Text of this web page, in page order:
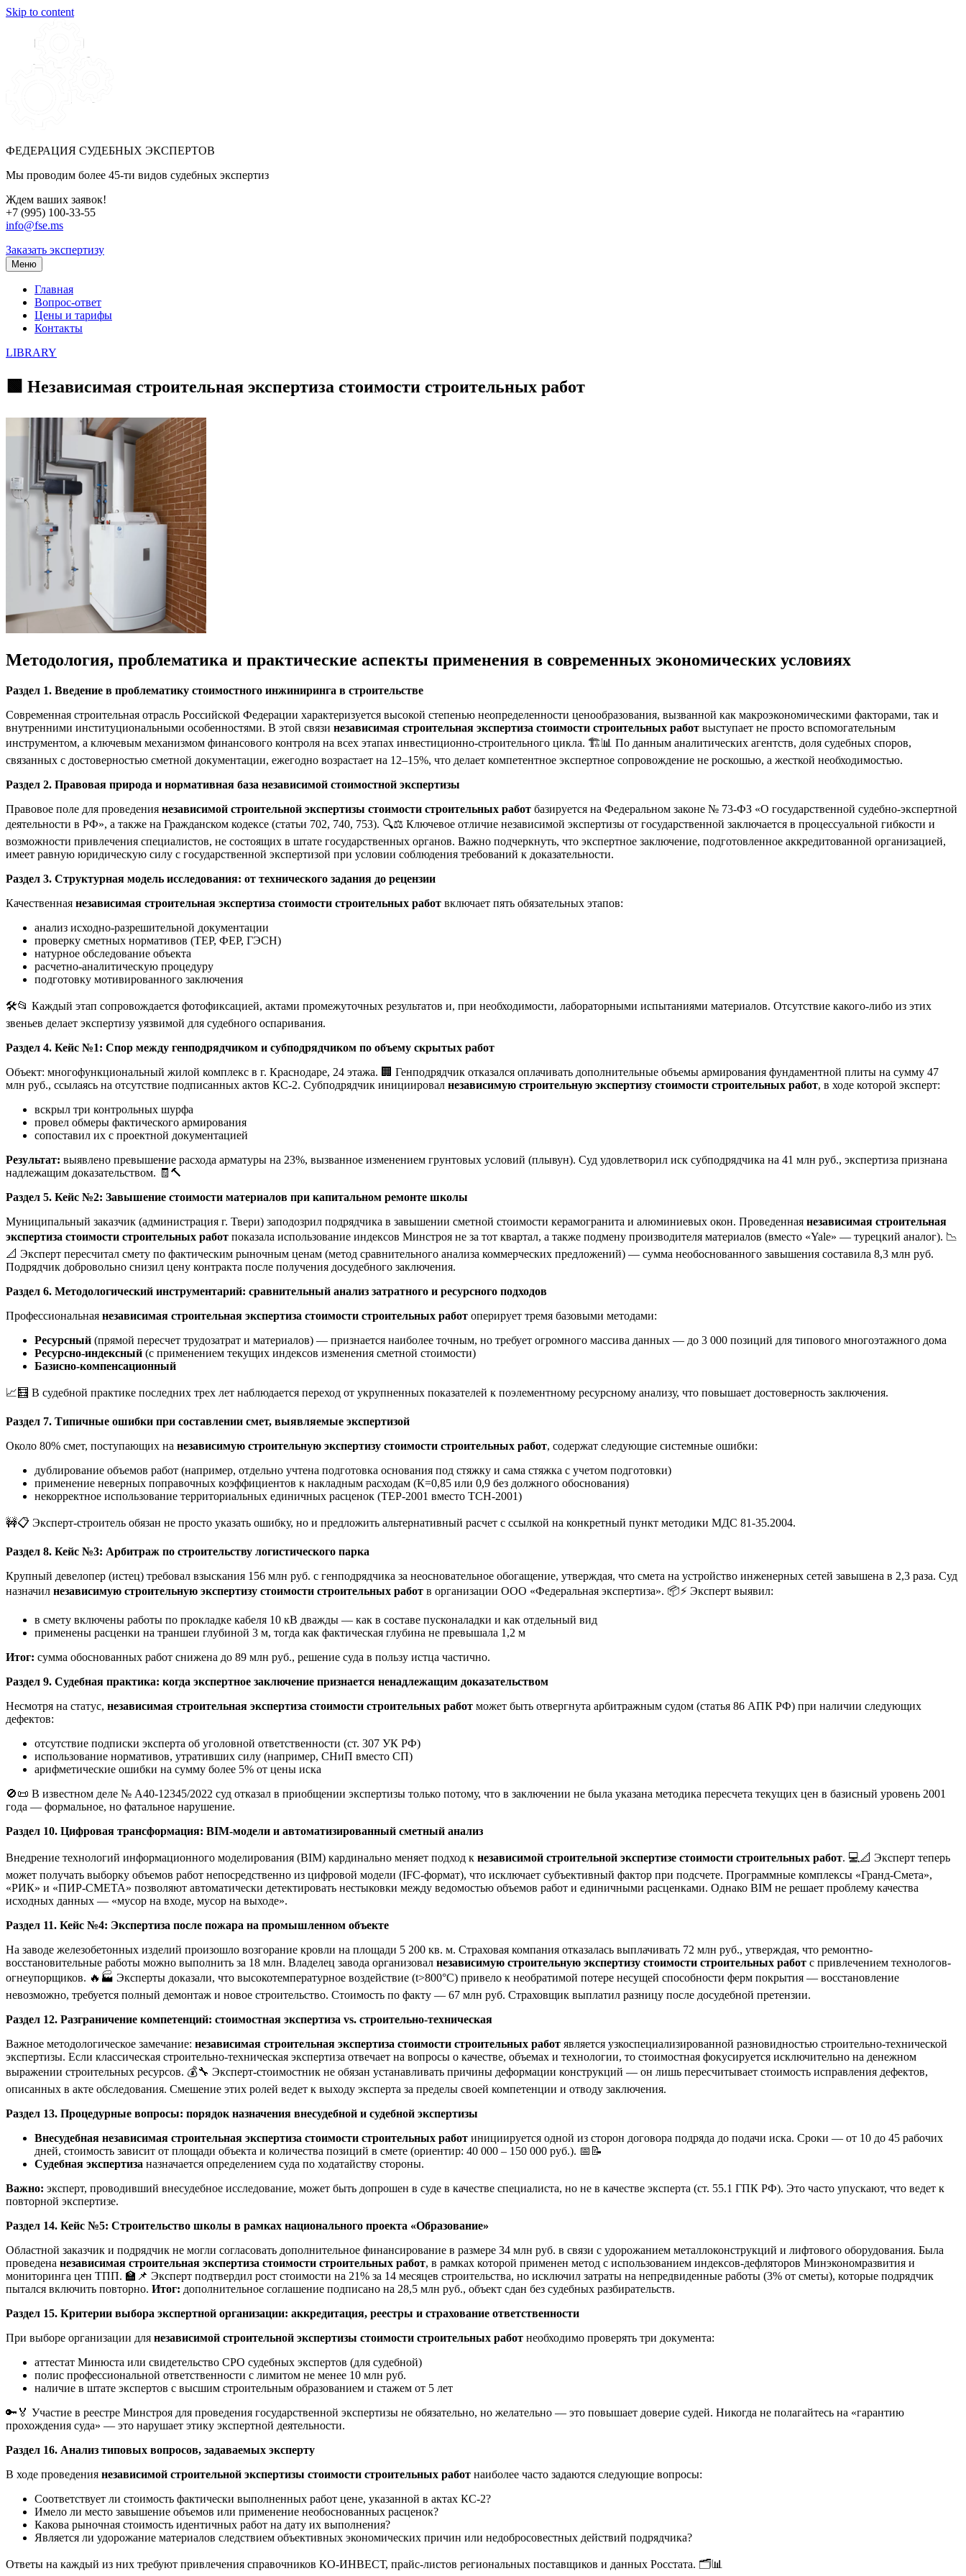
Skip to content
ФЕДЕРАЦИЯ СУДЕБНЫХ ЭКСПЕРТОВ
Мы проводим более 45-ти видов судебных экспертиз
Ждем ваших заявок!
+7 (995) 100-33-55
info@fse.ms
Заказать экспертизу
Меню
Главная
Вопрос-ответ
Цены и тарифы
Контакты
LIBRARY
🟩 Независимая строительная экспертиза стоимости строительных работ
Методология, проблематика и практические аспекты применения в современных экономических условиях
Раздел 1. Введение в проблематику стоимостного инжиниринга в строительстве
Современная строительная отрасль Российской Федерации характеризуется высокой степенью неопределенности ценообразования, вызванной как макроэкономическими факторами, так и
внутренними институциональными особенностями. В этой связи независимая строительная экспертиза стоимости строительных работ выступает не просто вспомогательным
инструментом, а ключевым механизмом финансового контроля на всех этапах инвестиционно-строительного цикла. 🏗️📊 По данным аналитических агентств, доля судебных споров,
связанных с достоверностью сметной документации, ежегодно возрастает на 12–15%, что делает компетентное экспертное сопровождение не роскошью, а жесткой необходимостью.
Раздел 2. Правовая природа и нормативная база независимой стоимостной экспертизы
Правовое поле для проведения независимой строительной экспертизы стоимости строительных работ базируется на Федеральном законе № 73-ФЗ «О государственной судебно-экспертной
деятельности в РФ», а также на Гражданском кодексе (статьи 702, 740, 753). 🔍⚖️ Ключевое отличие независимой экспертизы от государственной заключается в процессуальной гибкости и
возможности привлечения специалистов, не состоящих в штате государственных органов. Важно подчеркнуть, что экспертное заключение, подготовленное аккредитованной организацией,
имеет равную юридическую силу с государственной экспертизой при условии соблюдения требований к доказательности.
Раздел 3. Структурная модель исследования: от технического задания до рецензии
Качественная независимая строительная экспертиза стоимости строительных работ включает пять обязательных этапов:
анализ исходно-разрешительной документации
проверку сметных нормативов (ТЕР, ФЕР, ГЭСН)
натурное обследование объекта
расчетно-аналитическую процедуру
подготовку мотивированного заключения
🛠️📂 Каждый этап сопровождается фотофиксацией, актами промежуточных результатов и, при необходимости, лабораторными испытаниями материалов. Отсутствие какого-либо из этих
звеньев делает экспертизу уязвимой для судебного оспаривания.
Раздел 4. Кейс №1: Спор между генподрядчиком и субподрядчиком по объему скрытых работ
Объект: многофункциональный жилой комплекс в г. Краснодаре, 24 этажа. 🏢 Генподрядчик отказался оплачивать дополнительные объемы армирования фундаментной плиты на сумму 47
млн руб., ссылаясь на отсутствие подписанных актов КС-2. Субподрядчик инициировал независимую строительную экспертизу стоимости строительных работ, в ходе которой эксперт:
вскрыл три контрольных шурфа
провел обмеры фактического армирования
сопоставил их с проектной документацией
Результат: выявлено превышение расхода арматуры на 23%, вызванное изменением грунтовых условий (плывун). Суд удовлетворил иск субподрядчика на 41 млн руб., экспертиза признана
надлежащим доказательством. 🧾🔨
Раздел 5. Кейс №2: Завышение стоимости материалов при капитальном ремонте школы
Муниципальный заказчик (администрация г. Твери) заподозрил подрядчика в завышении сметной стоимости керамогранита и алюминиевых окон. Проведенная независимая строительная
экспертиза стоимости строительных работ показала использование индексов Минстроя не за тот квартал, а также подмену производителя материалов (вместо «Yale» — турецкий аналог). 📉
📐 Эксперт пересчитал смету по фактическим рыночным ценам (метод сравнительного анализа коммерческих предложений) — сумма необоснованного завышения составила 8,3 млн руб.
Подрядчик добровольно снизил цену контракта после получения досудебного заключения.
Раздел 6. Методологический инструментарий: сравнительный анализ затратного и ресурсного подходов
Профессиональная независимая строительная экспертиза стоимости строительных работ оперирует тремя базовыми методами:
Ресурсный (прямой пересчет трудозатрат и материалов) — признается наиболее точным, но требует огромного массива данных — до 3 000 позиций для типового многоэтажного дома
Ресурсно-индексный (с применением текущих индексов изменения сметной стоимости)
Базисно-компенсационный
📈🧮 В судебной практике последних трех лет наблюдается переход от укрупненных показателей к поэлементному ресурсному анализу, что повышает достоверность заключения.
Раздел 7. Типичные ошибки при составлении смет, выявляемые экспертизой
Около 80% смет, поступающих на независимую строительную экспертизу стоимости строительных работ, содержат следующие системные ошибки:
дублирование объемов работ (например, отдельно учтена подготовка основания под стяжку и сама стяжка с учетом подготовки)
применение неверных поправочных коэффициентов к накладным расходам (К=0,85 или 0,9 без должного обоснования)
некорректное использование территориальных единичных расценок (ТЕР-2001 вместо ТСН-2001)
🚧📋 Эксперт-строитель обязан не просто указать ошибку, но и предложить альтернативный расчет с ссылкой на конкретный пункт методики МДС 81-35.2004.
Раздел 8. Кейс №3: Арбитраж по строительству логистического парка
Крупный девелопер (истец) требовал взыскания 156 млн руб. с генподрядчика за неосновательное обогащение, утверждая, что смета на устройство инженерных сетей завышена в 2,3 раза. Суд
назначил независимую строительную экспертизу стоимости строительных работ в организации ООО «Федеральная экспертиза». 📦⚡ Эксперт выявил:
в смету включены работы по прокладке кабеля 10 кВ дважды — как в составе пусконаладки и как отдельный вид
применены расценки на траншеи глубиной 3 м, тогда как фактическая глубина не превышала 1,2 м
Итог: сумма обоснованных работ снижена до 89 млн руб., решение суда в пользу истца частично.
Раздел 9. Судебная практика: когда экспертное заключение признается ненадлежащим доказательством
Несмотря на статус, независимая строительная экспертиза стоимости строительных работ может быть отвергнута арбитражным судом (статья 86 АПК РФ) при наличии следующих
дефектов:
отсутствие подписки эксперта об уголовной ответственности (ст. 307 УК РФ)
использование нормативов, утративших силу (например, СНиП вместо СП)
арифметические ошибки на сумму более 5% от цены иска
🚫📜 В известном деле № А40-12345/2022 суд отказал в приобщении экспертизы только потому, что в заключении не была указана методика пересчета текущих цен в базисный уровень 2001
года — формальное, но фатальное нарушение.
Раздел 10. Цифровая трансформация: BIM-модели и автоматизированный сметный анализ
Внедрение технологий информационного моделирования (BIM) кардинально меняет подход к независимой строительной экспертизе стоимости строительных работ. 💻📐 Эксперт теперь
может получать выборку объемов работ непосредственно из цифровой модели (IFC-формат), что исключает субъективный фактор при подсчете. Программные комплексы «Гранд-Смета»,
«РИК» и «ПИР-СМЕТА» позволяют автоматически детектировать нестыковки между ведомостью объемов работ и единичными расценками. Однако BIM не решает проблему качества
исходных данных — «мусор на входе, мусор на выходе».
Раздел 11. Кейс №4: Экспертиза после пожара на промышленном объекте
На заводе железобетонных изделий произошло возгорание кровли на площади 5 200 кв. м. Страховая компания отказалась выплачивать 72 млн руб., утверждая, что ремонтно-
восстановительные работы можно выполнить за 18 млн. Владелец завода организовал независимую строительную экспертизу стоимости строительных работ с привлечением технологов-
огнеупорщиков. 🔥🏭 Эксперты доказали, что высокотемпературное воздействие (t>800°C) привело к необратимой потере несущей способности ферм покрытия — восстановление
невозможно, требуется полный демонтаж и новое строительство. Стоимость по факту — 67 млн руб. Страховщик выплатил разницу после досудебной претензии.
Раздел 12. Разграничение компетенций: стоимостная экспертиза vs. строительно-техническая
Важное методологическое замечание: независимая строительная экспертиза стоимости строительных работ является узкоспециализированной разновидностью строительно-технической
экспертизы. Если классическая строительно-техническая экспертиза отвечает на вопросы о качестве, объемах и технологии, то стоимостная фокусируется исключительно на денежном
выражении строительных ресурсов. 💰🔧 Эксперт-стоимостник не обязан устанавливать причины деформации конструкций — он лишь пересчитывает стоимость исправления дефектов,
описанных в акте обследования. Смешение этих ролей ведет к выходу эксперта за пределы своей компетенции и отводу заключения.
Раздел 13. Процедурные вопросы: порядок назначения внесудебной и судебной экспертизы
Внесудебная независимая строительная экспертиза стоимости строительных работ инициируется одной из сторон договора подряда до подачи иска. Сроки — от 10 до 45 рабочих
дней, стоимость зависит от площади объекта и количества позиций в смете (ориентир: 40 000 – 150 000 руб.). 📅📝
Судебная экспертиза назначается определением суда по ходатайству стороны.
Важно: эксперт, проводивший внесудебное исследование, может быть допрошен в суде в качестве специалиста, но не в качестве эксперта (ст. 55.1 ГПК РФ). Это часто упускают, что ведет к
повторной экспертизе.
Раздел 14. Кейс №5: Строительство школы в рамках национального проекта «Образование»
Областной заказчик и подрядчик не могли согласовать дополнительное финансирование в размере 34 млн руб. в связи с удорожанием металлоконструкций и лифтового оборудования. Была
проведена независимая строительная экспертиза стоимости строительных работ, в рамках которой применен метод с использованием индексов-дефляторов Минэкономразвития и
мониторинга цен ТПП. 🏫📌 Эксперт подтвердил рост стоимости на 21% за 14 месяцев строительства, но исключил затраты на непредвиденные работы (3% от сметы), которые подрядчик
пытался включить повторно. Итог: дополнительное соглашение подписано на 28,5 млн руб., объект сдан без судебных разбирательств.
Раздел 15. Критерии выбора экспертной организации: аккредитация, реестры и страхование ответственности
При выборе организации для независимой строительной экспертизы стоимости строительных работ необходимо проверять три документа:
аттестат Минюста или свидетельство СРО судебных экспертов (для судебной)
полис профессиональной ответственности с лимитом не менее 10 млн руб.
наличие в штате экспертов с высшим строительным образованием и стажем от 5 лет
🔑🏅 Участие в реестре Минстроя для проведения государственной экспертизы не обязательно, но желательно — это повышает доверие судей. Никогда не полагайтесь на «гарантию
прохождения суда» — это нарушает этику экспертной деятельности.
Раздел 16. Анализ типовых вопросов, задаваемых эксперту
В ходе проведения независимой строительной экспертизы стоимости строительных работ наиболее часто задаются следующие вопросы:
Соответствует ли стоимость фактически выполненных работ цене, указанной в актах КС-2?
Имело ли место завышение объемов или применение необоснованных расценок?
Какова рыночная стоимость идентичных работ на дату их выполнения?
Является ли удорожание материалов следствием объективных экономических причин или недобросовестных действий подрядчика?
Ответы на каждый из них требуют привлечения справочников КО-ИНВЕСТ, прайс-листов региональных поставщиков и данных Росстата. 🗂️📊